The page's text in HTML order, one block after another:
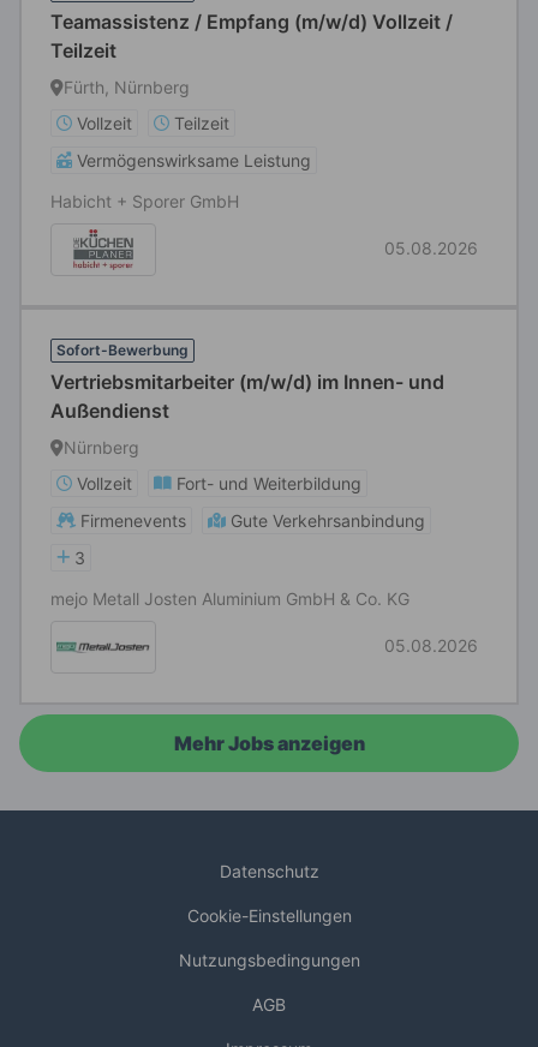
Teamassistenz / Empfang (m/w/d) Vollzeit /
Teilzeit
Fürth, Nürnberg
Vollzeit
Teilzeit
Vermögenswirksame Leistung
Habicht + Sporer GmbH
05.08.2026
Sofort-Bewerbung
Vertriebsmitarbeiter (m/w/d) im Innen- und
Außendienst
Nürnberg
Vollzeit
Fort- und Weiterbildung
Firmenevents
Gute Verkehrsanbindung
3
mejo Metall Josten Aluminium GmbH & Co. KG
05.08.2026
Mehr Jobs anzeigen
Datenschutz
Cookie-Einstellungen
Nutzungsbedingungen
AGB